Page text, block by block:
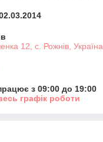
12, с. Рожнів, Україна
з 09:00 до 19:00
графік роботи